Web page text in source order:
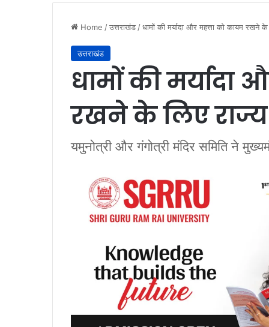
Home /उत्तराखंड/धामों की मर्यादा और महत्ता को कायम रखने के
उत्तराखंड
धामों की मर्यादा
रखने के लिए राज्य
यमुनोत्री और गंगोत्री मंदिर समिति ने